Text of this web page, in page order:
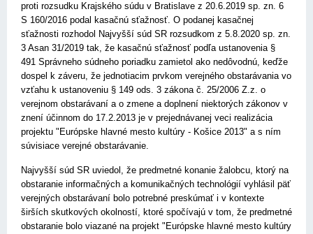
proti rozsudku Krajského súdu v Bratislave z 20.6.2019 sp. zn. 6
S 160/2016 podal kasačnú sťažnosť. O podanej kasačnej
sťažnosti rozhodol Najvyšší súd SR rozsudkom z 5.8.2020 sp. zn.
3 Asan 31/2019 tak, že kasačnú sťažnosť podľa ustanovenia §
491 Správneho súdneho poriadku zamietol ako nedôvodnú, keďže
dospel k záveru, že jednotiacim prvkom verejného obstarávania vo
vzťahu k ustanoveniu § 149 ods. 3 zákona č. 25/2006 Z.z. o
verejnom obstarávaní a o zmene a doplnení niektorých zákonov v
znení účinnom do 17.2.2013 je v prejednávanej veci realizácia
projektu "Európske hlavné mesto kultúry - Košice 2013" a s ním
súvisiace verejné obstarávanie.
Najvyšší súd SR uviedol, že predmetné konanie žalobcu, ktorý na
obstaranie informačných a komunikačných technológií vyhlásil päť
verejných obstarávaní bolo potrebné preskúmať i v kontexte
širších skutkových okolností, ktoré spočívajú v tom, že predmetné
obstaranie bolo viazané na projekt "Európske hlavné mesto kultúry